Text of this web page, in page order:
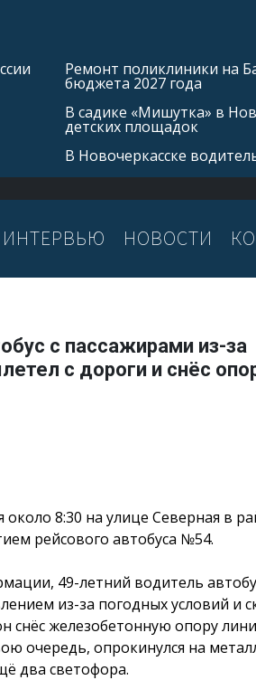
Ремонт поликлиники на
бюджета 2027 года
В садике «Мишутка» в
детских площадок
В Новочеркасске
ИНТЕРВЬЮ НОВОСТИ
с пассажирами из-за
с дороги и снёс
около 8:30 на улице Северная в
рейсового автобуса №54.
49-летний водитель
из-за погодных условий и
снёс железобетонную опору
очередь, опрокинулся на
два светофора.